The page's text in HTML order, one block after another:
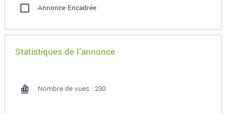
Annonce Encadrée
Statistiques de l'annonce
Nombre de vues : 230